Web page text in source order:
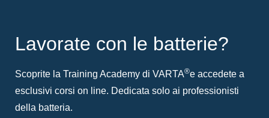
Lavorate con le batterie?
Scoprite la Training Academy di VARTA®e accedete a
esclusivi corsi on line. Dedicata solo ai professionisti
della batteria.